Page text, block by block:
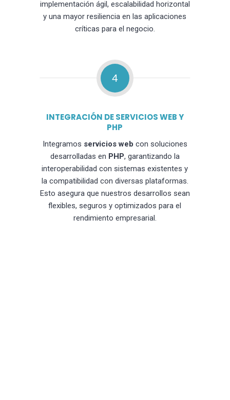
implementación ágil, escalabilidad horizontal
y una mayor resiliencia en las aplicaciones
críticas para el negocio.
4
INTEGRACIÓN DE SERVICIOS WEB Y
PHP
Integramos servicios web con soluciones
desarrolladas en PHP, garantizando la
interoperabilidad con sistemas existentes y
la compatibilidad con diversas plataformas.
Esto asegura que nuestros desarrollos sean
flexibles, seguros y optimizados para el
rendimiento empresarial.